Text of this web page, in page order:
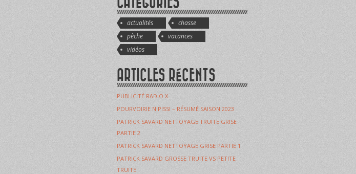
actualités
chasse
pêche
vacances
vidéos
ARTICLES RÉCENTS
PUBLICITÉ RADIO X
POURVOIRIE NIPISSI – RÉSUMÉ SAISON 2023
PATRICK SAVARD NETTOYAGE TRUITE GRISE
PARTIE 2
PATRICK SAVARD NETTOYAGE GRISE PARTIE 1
PATRICK SAVARD GROSSE TRUITE VS PETITE
TRUITE